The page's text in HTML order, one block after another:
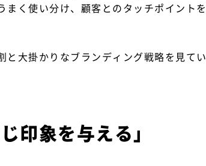
く使い分け、顧客とのタッチポイントを
大掛かりなブランディング戦略を見てい
印象を与える」